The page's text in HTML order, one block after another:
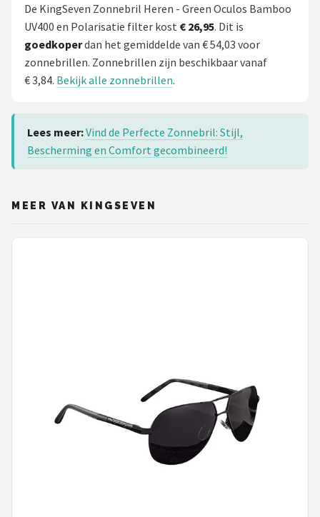
De KingSeven Zonnebril Heren - Green Oculos Bamboo
UV400 en Polarisatie filter kost € 26,95. Dit is
goedkoperdan het gemiddelde van € 54,03 voor
zonnebrillen. Zonnebrillen zijn beschikbaar vanaf
€ 3,84. Bekijk alle zonnebrillen.
Lees meer:Vind de Perfecte Zonnebril: Stijl,
Bescherming en Comfort gecombineerd!
MEER VAN KINGSEVEN